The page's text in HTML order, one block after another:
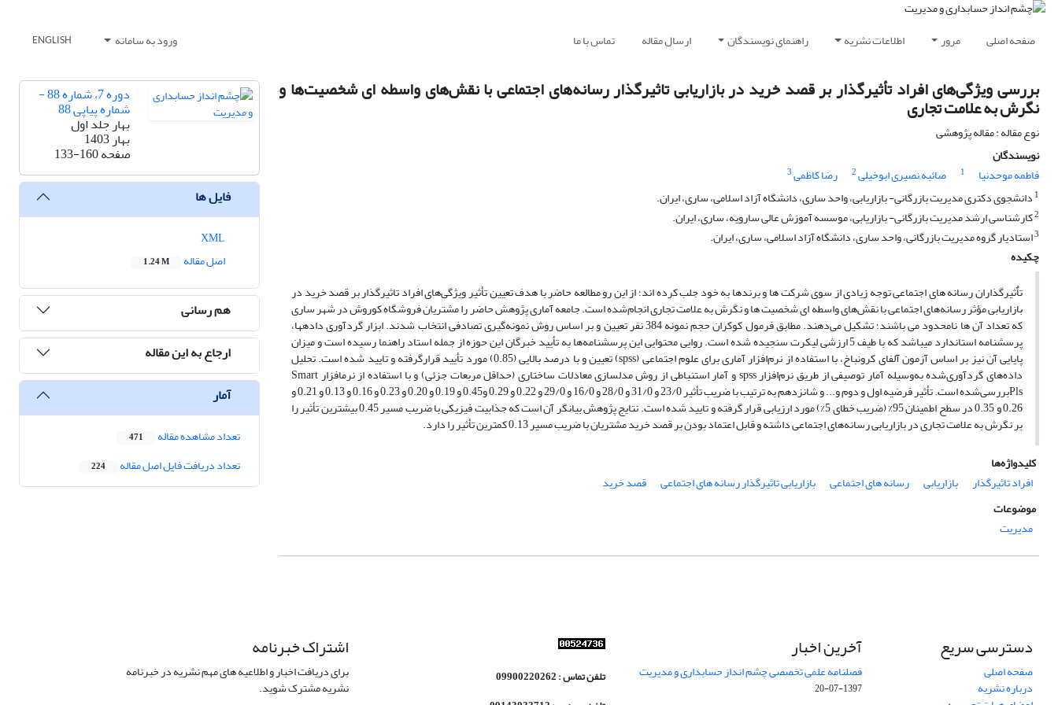
صفحه اصلی مرور اطلاعات نشریه راهنمای نویسندگان ارسال مقاله تماس با ما ورود به سامانه ENGLISH
بررسی ویژگی‌های افراد تأثیرگذار بر قصد خرید در بازاریابی تاثیرگذار رسانه‌های اجتماعی با نقش‌های واسطه ای شخصیت‌ها و
نگرش به علامت تجاری
نوع مقاله : مقاله پژوهشی
نویسندگان
فاطمه موحدنیا
1 صائبه نصیری ابوخیلی2 رضا کاظمی3
1 دانشجوی دکتری مدیریت بازرگانی- بازاریابی، واحد ساری، دانشگاه آزاد اسلامی، ساری، ایران.
2کارشناسی ارشد مدیریت بازرگانی- بازاریابی، موسسه آموزش عالی سارویه، ساری، ایران.
3استادیار گروه مدیریت بازرگانی، واحد ساری، دانشگاه آزاد اسلامی، ساری، ایران.
چکیده
تاٌثیرگذاران رسانه های اجتماعی توجه زیادی از سوی شرکت ها و برندها به خود جلب کرده اند؛ از این رو مطالعه حاضر با هدف تعیین تأثیر ویژگی‌های افراد تاثیرگذار بر قصد خرید در
بازاریابی مؤثر رسانه‌های اجتماعی با نقش‌های واسطه ای شخصیت‌ ها و نگرش به علامت تجاری انجام‌شده است. جامعه آماری پژوهش حاضر را مشتریان فروشگاه کوروش در شهر ساری
که تعداد آن ها نامحدود می باشند؛ تشکیل می‌دهند. مطابق فرمول کوکران حجم نمونه 384 نفر تعیین و بر اساس روش نمونه‌گیری تصادفی انتخاب شدند. ابزار گردآوری داده‎ها،
پرسشنامه‌ استاندارد می‎باشد که با طیف 5 ارزشی لیکرت سنجیده شده است. روایی محتوایی این پرسشنامه‌ها به تأیید خبرگان این حوزه از جمله استاد راهنما رسیده است و میزان
پایایی آن نیز بر اساس آزمون آلفای کرونباخ، با استفاده از نرم‌افزار آماری برای علوم اجتماعی (spss) تعیین و با درصد بالایی (0.85) مورد تأیید قرارگرفته و تایید شده است. تحلیل
داده‌های گردآوری‌شده به‌وسیله آمار توصیفی از طریق نرم‌افزار spss و آمار استنباطی از روش مدل‎سازی معادلات ساختاری (حداقل مربعات جزئی) و با استفاده از نرم‎افزار Smart
Plsبررسی‌شده است. تأثیر فرضیه اول و دوم و... و شانزدهم به ترتیب با ضریب تأثیر 23/0 و 31/0 و 28/0 و 16/0 و 29/0 و 0.22 و 0.29 و0.45 و 0.19 و 0.20 و 0.23 و 0.16 و 0.13 و 0.21 و
0.26 و 0.35 در سطح اطمینان 95% (ضریب خطای 5%) مورد ارزیابی قرار گرفته و تایید شده است. نتایج پژوهش بیانگر آن است که جذابیت فیزیکی با ضریب مسیر 0.45 بیشترین تأثیر را
بر نگرش به علامت تجاری در بازاریابی رسانه‌های اجتماعی داشته و قابل اعتماد بودن بر قصد خرید مشتریان با ضریب مسیر 0.13 کمترین تأثیر را دارد.
کلیدواژه‌ها
افراد تاثیرگذار
بازاریابی رسانه های اجتماعی بازاریابی تاثیرگذار رسانه های اجتماعی
قصد خرید
موضوعات
مدیریت
دوره 7، شماره 88 -
شماره پیاپی 88
بهار جلد اول
بهار 1403
صفحه133-160
فایل ها
اصل مقاله
1.24 M
هم رسانی
ارجاع به این مقاله
آمار
تعداد مشاهده مقاله 471
تعداد دریافت فایل اصل مقاله 224
دسترسی سریع
صفحه اصلی
درباره نشریه
آخرین اخبار
فصلنامه علمی تخصصی چشم انداز حسابداری و مدیریت
1397-07-20
تلفن تماس : 09900220262
اشتراک خبرنامه
برای دریافت اخبار و اطلاعیه های مهم نشریه در خبرنامه
نشریه مشترک شوید.